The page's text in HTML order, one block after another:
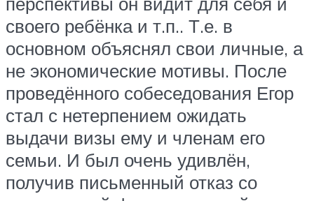
своего ребёнка и т.п.. Т.е. в
основном объяснял свои личные, а
не экономические мотивы. После
проведённого собеседования Егор
стал с нетерпением ожидать
выдачи визы ему и членам его
семьи. И был очень удивлён,
получив письменный отказ со